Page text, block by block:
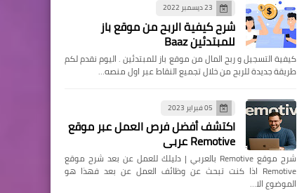
23 ديسمبر 2022
شرح كيفية الربح من موقع باز
للمبتدئين Baaz
كيفية التسجيل و ربح المال من موقع باز للمبتدئين . اليوم نقدم لكم
طريقة جديدة للربح من خلال تجميع النقاط عبر اول منصه…
05 فبراير 2023
اكتشف أفضل فرص العمل عبر موقع
Remotive عربي
شرح موقع Remotive بالعربي | دليلك للعمل عن بعد شرح موقع
Remotive اذا كنت تبحث عن وظائف العمل عن بعد فهذا هو
الموضوع الا…